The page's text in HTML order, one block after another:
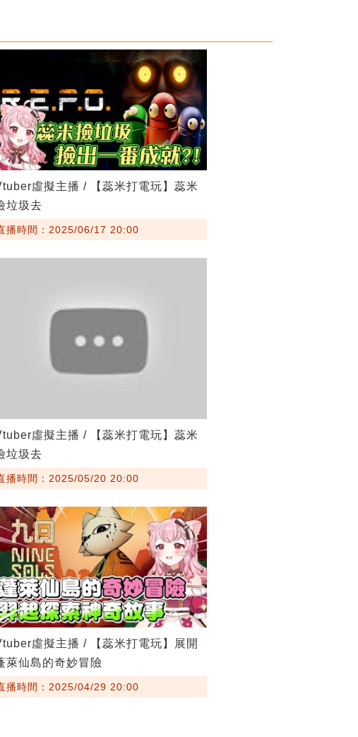
虛擬主播 / 【蕊米打電玩】蕊米
垃圾去
播時間：2025/06/17 20:00
虛擬主播 / 【蕊米打電玩】蕊米
垃圾去
播時間：2025/05/20 20:00
虛擬主播 / 【蕊米打電玩】展開
萊仙島的奇妙冒險
播時間：2025/04/29 20:00